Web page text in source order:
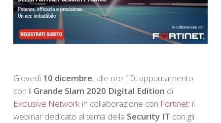
Giovedì 10 dicembre, alle ore 10, appuntamento
con il Grande Slam 2020 Digital Edition di
Exclusive Networkin collaborazione con Fortinet: il
webinar dedicato al tema della Security IT con gli